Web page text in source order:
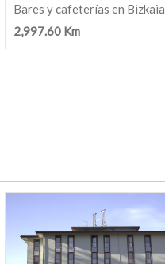
Bares y cafeterías en Bizkaia
2,997.60 Km